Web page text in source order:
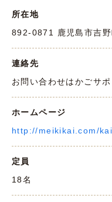
所在地
892-0871 鹿児島市吉
連絡先
お問い合わせはかごサ
ホームページ
http://meikikai.com/
定員
18名